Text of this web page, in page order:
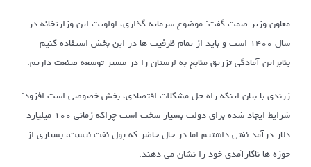
معاون وزیر صمت گفت: موضوع سرمایه گذاری، اولویت این وزارتخانه در
سال ۱۴۰۰ است و باید از تمام ظرفیت ها در این بخش استفاده کنیم
بنابراین آمادگی تزریق منابع به لرستان را در مسیر توسعه صنعت داریم.
زرندی با بیان اینکه راه حل مشکلات اقتصادی، بخش خصوصی است افزود:
شرایط ایجاد شده برای دولت بسیار سخت است چراکه زمانی ۱۰۰ میلیارد
دلار درآمد نفتی داشتیم اما در حال حاضر که پول نفت نیست، بسیاری از
حوزه ها ناکارآمدی خود را نشان می دهند.